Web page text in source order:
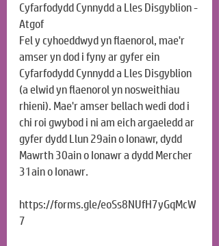
Cyfarfodydd Cynnydd a Lles Disgyblion -
Atgof
Fel y cyhoeddwyd yn flaenorol, mae'r
amser yn dod i fyny ar gyfer ein
Cyfarfodydd Cynnydd a Lles Disgyblion
(a elwid yn flaenorol yn nosweithiau
rhieni). Mae'r amser bellach wedi dod i
chi roi gwybod i ni am eich argaeledd ar
gyfer dydd Llun 29ain o Ionawr, dydd
Mawrth 30ain o Ionawr a dydd Mercher
31ain o Ionawr.
https://forms.gle/eoSs8NUfH7yGqMcW
7